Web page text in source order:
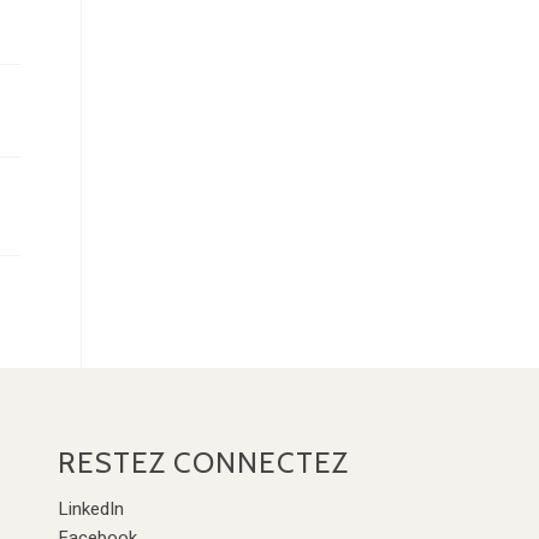
RESTEZ CONNECTEZ
LinkedIn